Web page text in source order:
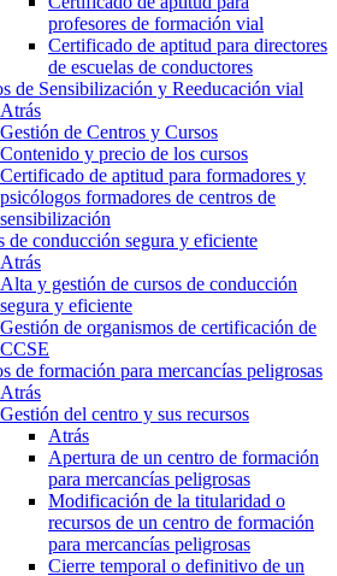
profesores de formación vial
Certificado de aptitud para directores
de escuelas de conductores
de Sensibilización y Reeducación vial
Atrás
Gestión de Centros y Cursos
Contenido y precio de los cursos
Certificado de aptitud para formadores y
psicólogos formadores de centros de
sensibilización
de conducción segura y eficiente
Atrás
Alta y gestión de cursos de conducción
segura y eficiente
Gestión de organismos de certificación de
CCSE
de formación para mercancías peligrosas
Atrás
Gestión del centro y sus recursos
Atrás
Apertura de un centro de formación
para mercancías peligrosas
Modificación de la titularidad o
recursos de un centro de formación
para mercancías peligrosas
Cierre temporal o definitivo de un